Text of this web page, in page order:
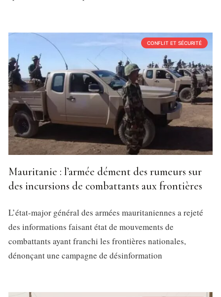
CONFLIT ET SÉCURITÉ
Mauritanie : l’armée dément des rumeurs sur
des incursions de combattants aux frontières
L’état-major général des armées mauritaniennes a rejeté
des informations faisant état de mouvements de
combattants ayant franchi les frontières nationales,
dénonçant une campagne de désinformation